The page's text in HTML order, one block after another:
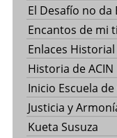
El Desafío no da
Encantos de mi
Enlaces
Historia de ACIN
Inicio Escuela
Justicia y
Kueta Susuza